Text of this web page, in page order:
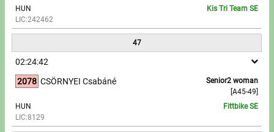
HUN
LIC:242462
Kis Tri Team SE
47
02:24:42
2078
Senior2 woman
[A45-49]
CSÖRNYEI Csabáné
HUN
LIC:8129
Fittbike SE